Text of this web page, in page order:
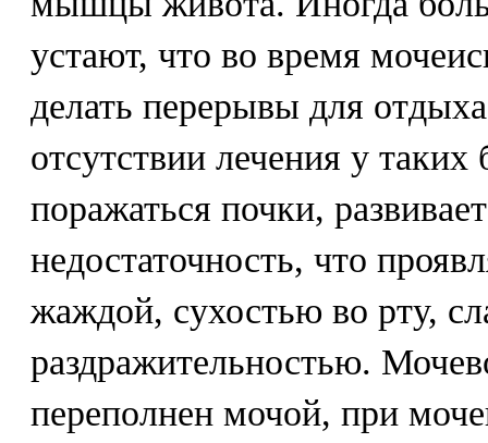
устают, что во время
делать перерывы для
отсутствии лечения у
поражаться почки,
недостаточность, что
жаждой, сухостью во рту,
раздражительностью.
переполнен мочой, при